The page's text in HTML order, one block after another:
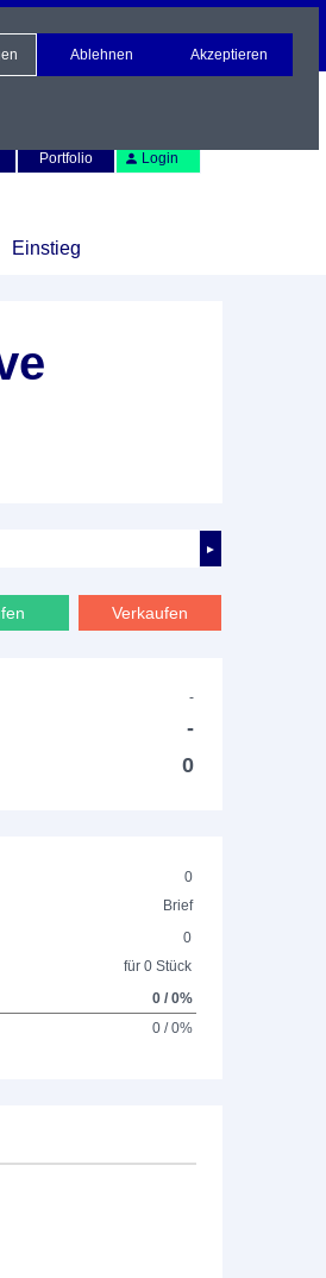
Portfolio Login
Einstieg
►
Verkaufen
-
-
0
0
Brief
0
für 0 Stück
0 / 0%
0 / 0%
Ablehnen Akzeptieren